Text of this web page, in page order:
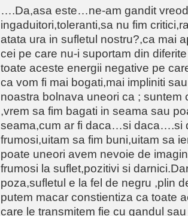
….Da,asa este…ne-am gandit
ingaduitori,toleranti,sa nu fim
atata ura in sufletul nostru?,ca mai
cei pe care nu-i suportam din
toate aceste energii negative pe
ca vom fi mai bogati,mai impliniti
noastra bolnava uneori ca ; suntem
,vrem sa fim bagati in seama sau
seama,cum ar fi daca…si daca….si
frumosi,uitam sa fim buni,uitam sa
poate uneori avem nevoie de
frumosi la suflet,pozitivi si
poza,sufletul e la fel de negru ,plin
putem macar constientiza ca toate
care le transmitem fie cu gandul